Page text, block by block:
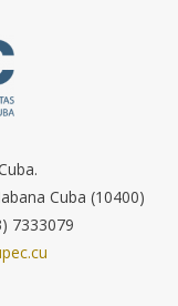
Cuba (10400)
7333079